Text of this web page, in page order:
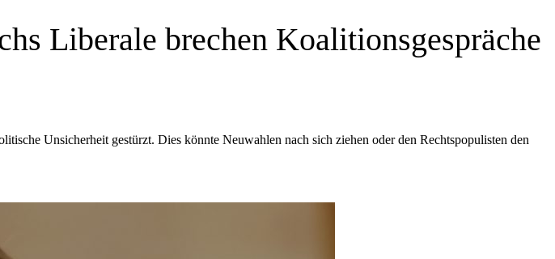
Liberale brechen Koalitionsgespräche
Unsicherheit gestürzt. Dies könnte Neuwahlen nach sich ziehen oder den Rechtspopulisten den